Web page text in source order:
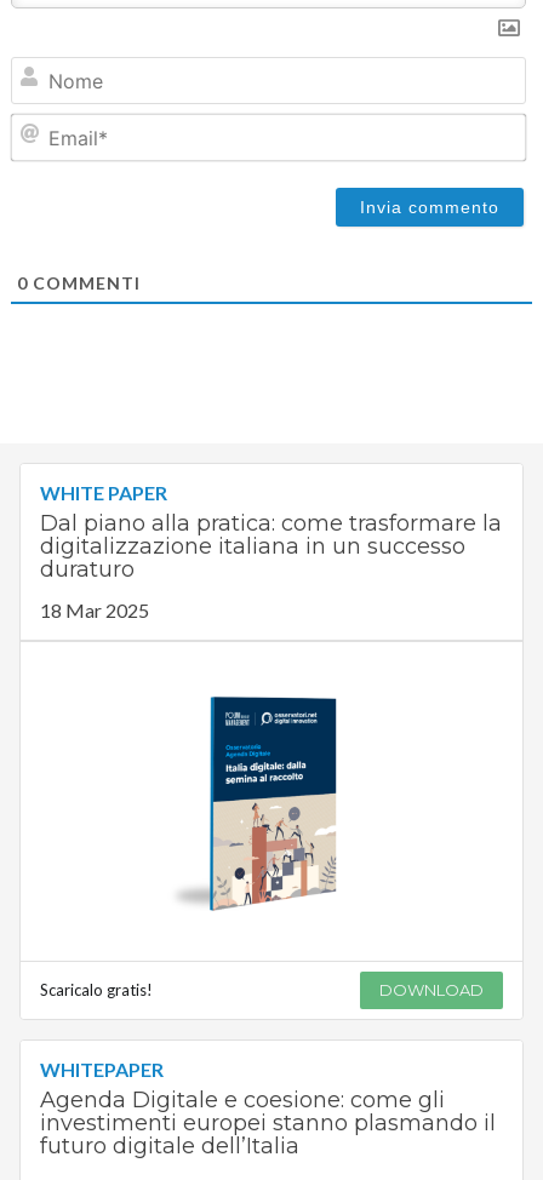
0COMMENTI
WHITE PAPER
Dal piano alla pratica: come trasformare la
digitalizzazione italiana in un successo
duraturo
18 Mar 2025
Scaricalo gratis! DOWNLOAD
WHITEPAPER
Agenda Digitale e coesione: come gli
investimenti europei stanno plasmando il
futuro digitale dell’Italia